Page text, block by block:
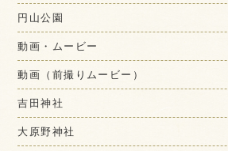
円山公園
動画・ムービー
動画（前撮りムービー）
吉田神社
大原野神社